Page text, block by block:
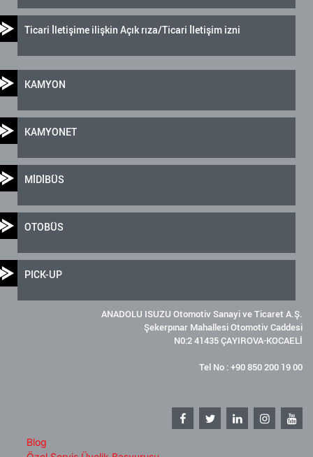
Ticari İletişime ilişkin Açık rıza/Ticari İletişim izni
KAMYON
KAMYONET
MİDİBÜS
OTOBÜS
PICK-UP
ANADOLU ISUZU Otomotiv Sanayi ve Ticaret A.Ş.
Şekerpınar Mahallesi Otomotiv Caddesi
N0:2 41435 ÇAYIROVA-KOCAELİ
Tel No : +90 850 200 19 00
Blog